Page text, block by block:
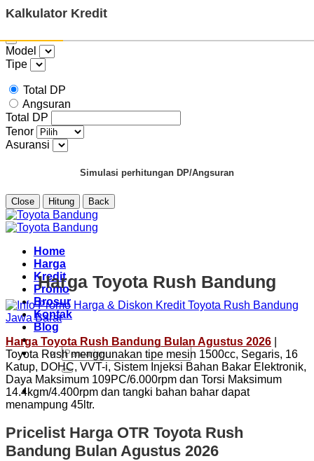
Kalkulator Kredit
Model
Tipe
Total DP
Angsuran
Total DP
Tenor
Asuransi
Simulasi perhitungan DP/Angsuran
Close Hitung Back
Skip
to
Home
Harga
Kredit
Promo
Brosur
Kontak
Blog
Pencarian
untuk:
Harga Toyota Rush Bandung
Harga Toyota Rush Bandung Bulan Agustus 2026
Toyota Rush menggunakan tipe mesin 1500cc, Segaris, 16
Katup, DOHC, VVT-i, Sistem Injeksi Bahan Bakar Elektronik,
Daya Maksimum 109PC/6.000rpm dan Torsi Maksimum
14.4kgm/4.400rpm dan tangki bahan bahar dapat
menampung 45ltr.
Pricelist Harga OTR Toyota Rush
Bandung Bulan Agustus 2026